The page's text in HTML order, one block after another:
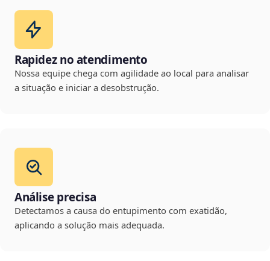
Rapidez no atendimento
Nossa equipe chega com agilidade ao local para analisar
a situação e iniciar a desobstrução.
Análise precisa
Detectamos a causa do entupimento com exatidão,
aplicando a solução mais adequada.